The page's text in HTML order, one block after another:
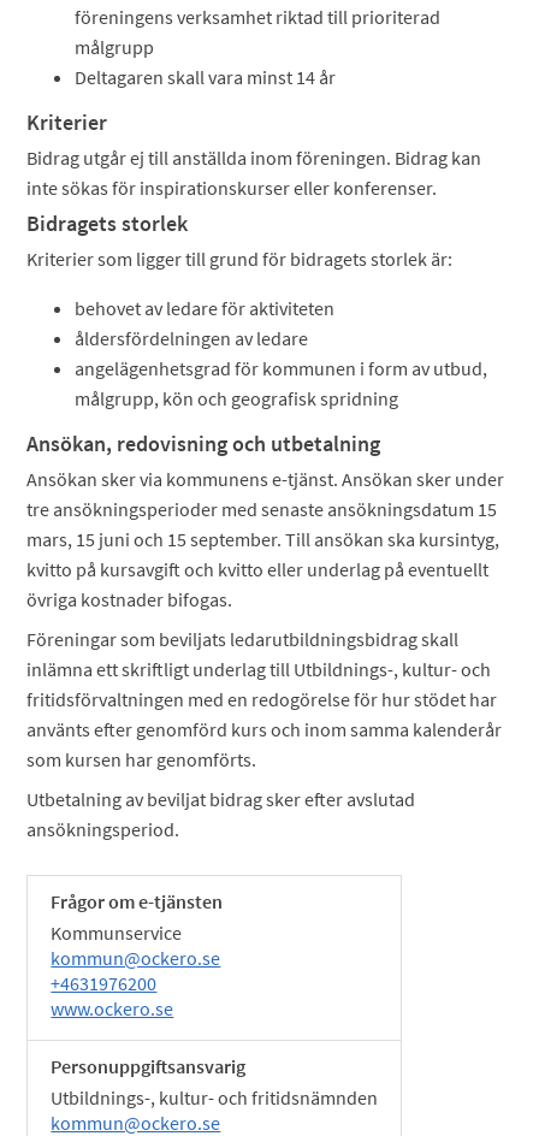
föreningens verksamhet riktad till prioriterad
målgrupp
Deltagaren skall vara minst 14 år
Kriterier
Bidrag utgår ej till anställda inom föreningen. Bidrag kan
inte sökas för inspirationskurser eller konferenser.
Bidragets storlek
Kriterier som ligger till grund för bidragets storlek är:
behovet av ledare för aktiviteten
åldersfördelningen av ledare
angelägenhetsgrad för kommunen i form av utbud,
målgrupp, kön och geografisk spridning
Ansökan, redovisning och utbetalning
Ansökan sker via kommunens e-tjänst. Ansökan sker under
tre ansökningsperioder med senaste ansökningsdatum 15
mars, 15 juni och 15 september. Till ansökan ska kursintyg,
kvitto på kursavgift och kvitto eller underlag på eventuellt
övriga kostnader bifogas.
Föreningar som beviljats ledarutbildningsbidrag skall
inlämna ett skriftligt underlag till Utbildnings-, kultur- och
fritidsförvaltningen med en redogörelse för hur stödet har
använts efter genomförd kurs och inom samma kalenderår
som kursen har genomförts.
Utbetalning av beviljat bidrag sker efter avslutad
ansökningsperiod.
Frågor om e-tjänsten
Kommunservice
kommun@ockero.se
+4631976200
www.ockero.se
Personuppgiftsansvarig
Utbildnings-, kultur- och fritidsnämnden
kommun@ockero.se